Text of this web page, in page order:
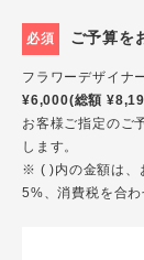
必須 ご予算を
フラワーデザイナ
¥6,000(総額
お客様ご指定のご
します。
※ ( )内の金額は、
5%、消費税を合わ